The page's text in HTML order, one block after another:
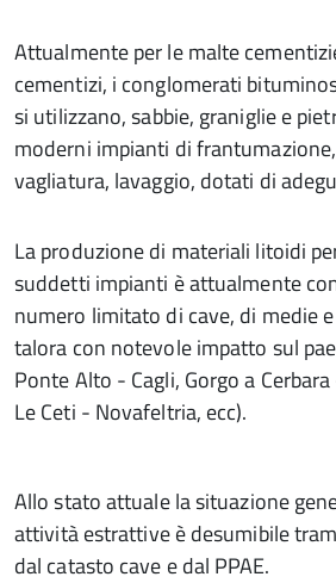
Attualmente per le malte
cementizi, i conglomerati
si utilizzano, sabbie, graniglie e
moderni impianti di
vagliatura, lavaggio, dotati di
La produzione di materiali litoidi
suddetti impianti è attualmente
numero limitato di cave, di medie
talora con notevole impatto sul
Ponte Alto - Cagli, Gorgo a
Le Ceti - Novafeltria, ecc).
Allo stato attuale la situazione
attività estrattive è desumibile
dal catasto cave e dal PPAE.